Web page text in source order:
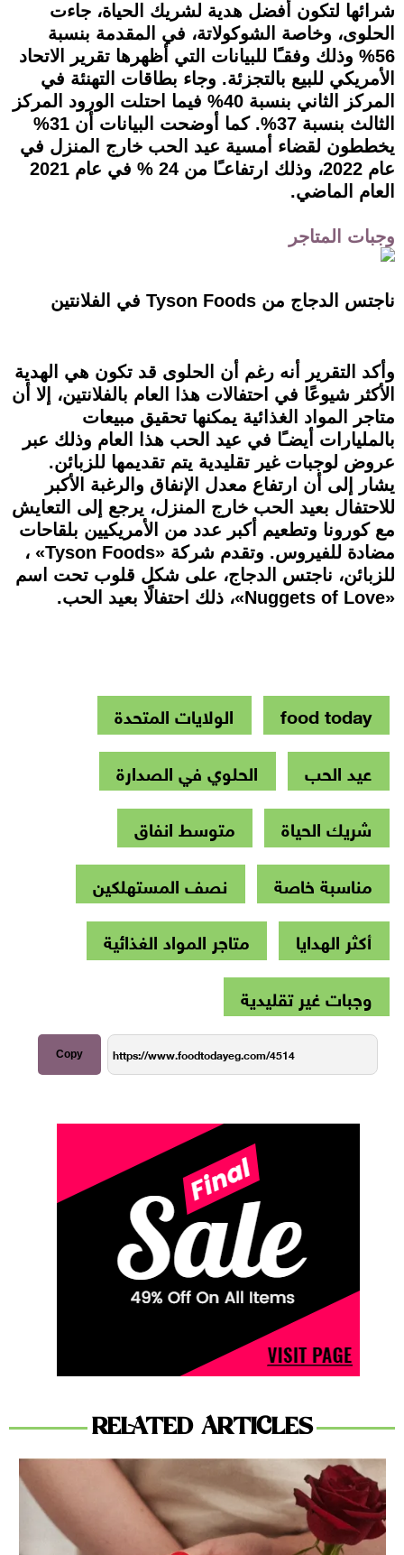
شرائها لتكون أفضل هدية لشريك الحياة، جاءت
الحلوى، وخاصة الشوكولاتة، في المقدمة بنسبة
56% وذلك وفقـًا للبيانات التي أظهرها تقرير الاتحاد
الأمريكي للبيع بالتجزئة. وجاء بطاقات التهنئة في
المركز الثاني بنسبة 40% فيما احتلت الورود المركز
الثالث بنسبة 37%. كما أوضحت البيانات أن 31%
يخططون لقضاء أمسية عيد الحب خارج المنزل في
عام 2022، وذلك ارتفاعـًا من 24 % في عام 2021
العام الماضي.
وجبات المتاجر
ناجتس الدجاج من Tyson Foods في الفلانتين
وأكد التقرير أنه رغم أن الحلوى قد تكون هي الهدية
الأكثر شيوعًا في احتفالات هذا العام بالفلانتين، إلا أن
متاجر المواد الغذائية يمكنها تحقيق مبيعات
بالمليارات أيضـًا في عيد الحب هذا العام وذلك عبر
عروض لوجبات غير تقليدية يتم تقديمها للزبائن.
يشار إلى أن ارتفاع معدل الإنفاق والرغبة الأكبر
للاحتفال بعيد الحب خارج المنزل، يرجع إلى التعايش
مع كورونا وتطعيم أكبر عدد من الأمريكيين بلقاحات
مضادة للفيروس. وتقدم شركة «Tyson Foods» ،
للزبائن، ناجتس الدجاج، على شكل قلوب تحت اسم
«Nuggets of Love»، ذلك احتفالًا بعيد الحب.
food today
الولايات المتحدة
عيد الحب
الحلوي في الصدارة
شريك الحياة
متوسط انفاق
مناسبة خاصة
نصف المستهلكين
أكثر الهدايا
متاجر المواد الغذائية
وجبات غير تقليدية
Copy
RELATED ARTICLES